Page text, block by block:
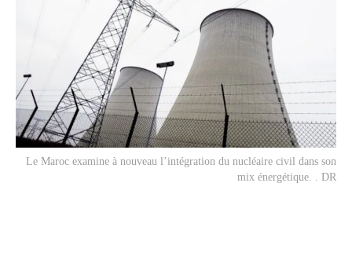
Le Maroc examine à nouveau l’intégration du nucléaire civil dans son
mix énergétique. . DR